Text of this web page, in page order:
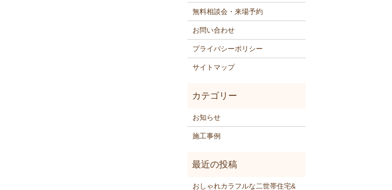
無料相談会・来場予約
お問い合わせ
プライバシーポリシー
サイトマップ
お知らせ
施工事例
おしゃれカラフルな二世帯住宅&